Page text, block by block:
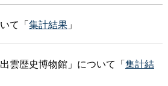
て「集計結果」
雲歴史博物館」について「集計結